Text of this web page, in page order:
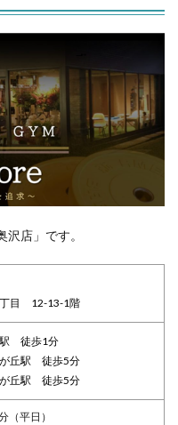
店」です。
丁目 12-13-1階
徒歩1分
丘駅 徒歩5分
丘駅 徒歩5分
（平日）